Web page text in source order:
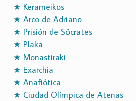
★ Kerameikos
★ Arco de Adriano
★ Prisión de Sócrates
★ Plaka
★ Monastiraki
★ Exarchia
★ Anafiótica
★ Ciudad Olímpica de Atenas